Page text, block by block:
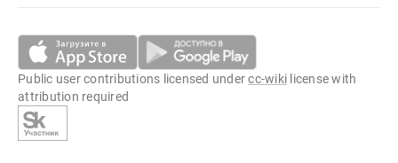
Public user contributions licensed undercc-wiki license with
attribution required